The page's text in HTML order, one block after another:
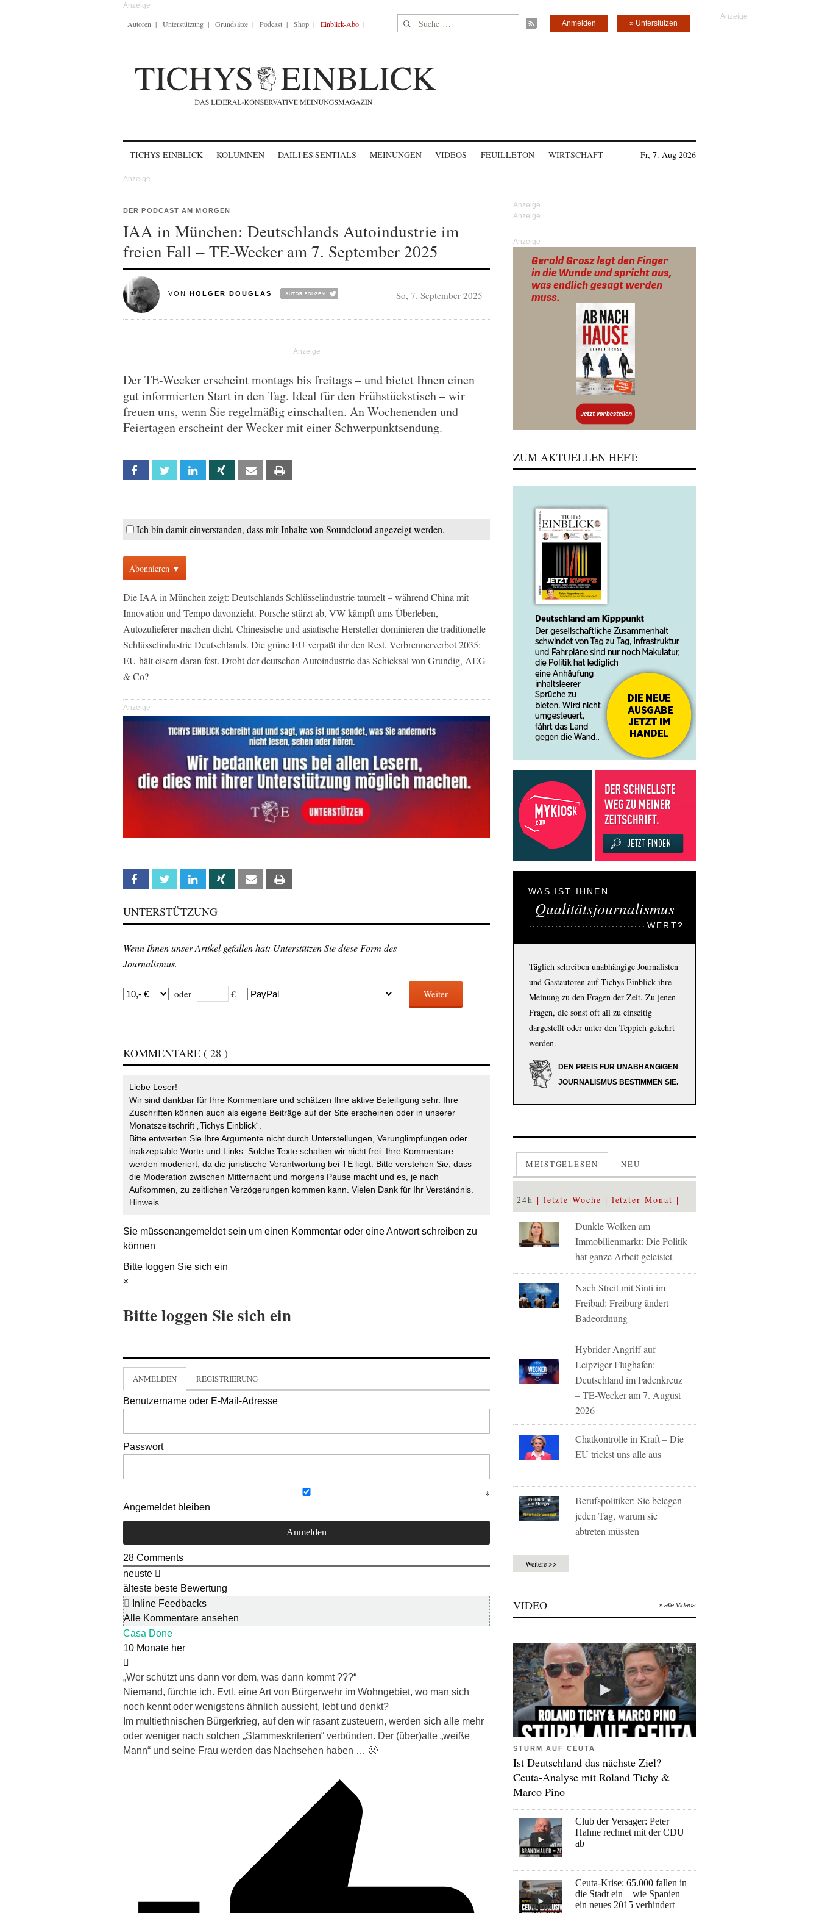
Autoren Unterstützung Grundsätze Podcast Shop Einblick-Abo Suche nach: » Unterstützen
Anmelden
TICHYS EINBLICK KOLUMNEN DAILI|ES|SENTIALS MEINUNGEN VIDEOS FEUILLETON WIRTSCHAFT Fr, 7. Aug 2026
DER PODCAST AM MORGEN
IAA in München: Deutschlands Autoindustrie im
freien Fall – TE-Wecker am 7. September 2025
VON HOLGER DOUGLAS So, 7. September 2025
Der TE-Wecker erscheint montags bis freitags – und bietet Ihnen einen
gut informierten Start in den Tag. Ideal für den Frühstückstisch – wir
freuen uns, wenn Sie regelmäßig einschalten. An Wochenenden und
Feiertagen erscheint der Wecker mit einer Schwerpunktsendung.
Facebook Twitter Linkedin Xing Email
Ich bin damit einverstanden, dass mir Inhalte von Soundcloud angezeigt werden.
Abonnieren ▼
Die IAA in München zeigt: Deutschlands Schlüsselindustrie taumelt – während China mit
Innovation und Tempo davonzieht. Porsche stürzt ab, VW kämpft ums Überleben,
Autozulieferer machen dicht. Chinesische und asiatische Hersteller dominieren die traditionelle
Schlüsselindustrie Deutschlands. Die grüne EU verpaßt ihr den Rest. Verbrennerverbot 2035:
EU hält eisern daran fest. Droht der deutschen Autoindustrie das Schicksal von Grundig, AEG
& Co?
Anzeige
Facebook Twitter Linkedin Xing Email
UNTERSTÜTZUNG
Wenn Ihnen unser Artikel gefallen hat: Unterstützen Sie diese Form des
Journalismus.
oder € Weiter
KOMMENTARE ( 28 )
Liebe Leser!
Wir sind dankbar für Ihre Kommentare und schätzen Ihre aktive Beteiligung sehr. Ihre
Zuschriften können auch als eigene Beiträge auf der Site erscheinen oder in unserer
Monatszeitschrift „Tichys Einblick“.
Bitte entwerten Sie Ihre Argumente nicht durch Unterstellungen, Verunglimpfungen oder
inakzeptable Worte und Links. Solche Texte schalten wir nicht frei. Ihre Kommentare
werden moderiert, da die juristische Verantwortung bei TE liegt. Bitte verstehen Sie, dass
die Moderation zwischen Mitternacht und morgens Pause macht und es, je nach
Aufkommen, zu zeitlichen Verzögerungen kommen kann. Vielen Dank für Ihr Verständnis.
Hinweis
Sie müssenangemeldetsein um einen Kommentar oder eine Antwort schreiben zu
können
Bitte loggen Sie sich ein
×
Bitte loggen Sie sich ein
ANMELDEN REGISTRIERUNG
Benutzername oder E-Mail-Adresse
Passwort
Angemeldet bleiben
28 Comments
neuste
älteste beste Bewertung
Inline Feedbacks
Alle Kommentare ansehen
Casa Done
10 Monate her
„Wer schützt uns dann vor dem, was dann kommt ???“
Niemand, fürchte ich. Evtl. eine Art von Bürgerwehr im Wohngebiet, wo man sich
noch kennt oder wenigstens ähnlich aussieht, lebt und denkt?
Im multiethnischen Bürgerkrieg, auf den wir rasant zusteuern, werden sich alle mehr
oder weniger nach solchen „Stammeskriterien“ verbünden. Der (über)alte „weiße
Mann“ und seine Frau werden das Nachsehen haben … 🙁
Anzeige
ZUM AKTUELLEN HEFT:
WAS IST IHNEN
Qualitätsjournalismus
WERT?
Täglich schreiben unabhängige Journalisten
und Gastautoren auf Tichys Einblick ihre
Meinung zu den Fragen der Zeit. Zu jenen
Fragen, die sonst oft all zu einseitig
dargestellt oder unter den Teppich gekehrt
werden.
DEN PREIS FÜR UNABHÄNGIGEN
JOURNALISMUS BESTIMMEN SIE.
MEISTGELESEN NEU
24h letzte Woche letzter Monat
Dunkle Wolken am
Immobilienmarkt: Die Politik
hat ganze Arbeit geleistet
Nach Streit mit Sinti im
Freibad: Freiburg ändert
Badeordnung
Hybrider Angriff auf
Leipziger Flughafen:
Deutschland im Fadenkreuz
– TE-Wecker am 7. August
2026
Chatkontrolle in Kraft – Die
EU trickst uns alle aus
Berufspolitiker: Sie belegen
jeden Tag, warum sie
abtreten müssten
Weitere >>
VIDEO » alle Videos
STURM AUF CEUTA
Ist Deutschland das nächste Ziel? –
Ceuta-Analyse mit Roland Tichy &
Marco Pino
Club der Versager: Peter
Hahne rechnet mit der CDU
ab
Ceuta-Krise: 65.000 fallen in
die Stadt ein – wie Spanien
ein neues 2015 verhindert